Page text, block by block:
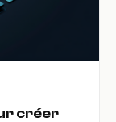
créer